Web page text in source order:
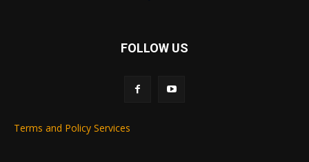
FOLLOW US
Terms and Policy Services